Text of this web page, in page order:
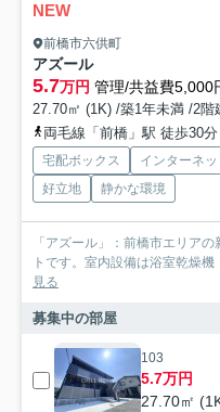
NEW
前橋市六供町
アズール
5.7万円 管理/共益費5,000
27.70㎡ (1K) /築1年未満 /2階
両毛線「前橋」駅 徒歩30分
宅配ボックス インターネ
好立地
静かな環境
「アズール」：前橋市エリア
トです。室内設備は浴室乾燥
見る
募集中の部屋
103
5.7万円
27.70㎡